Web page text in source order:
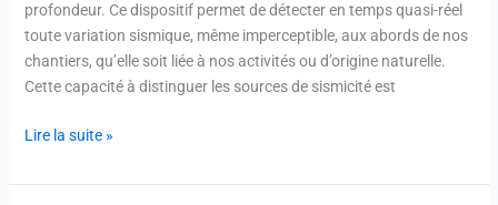
profondeur. Ce dispositif permet de détecter en temps quasi-réel
toute variation sismique, même imperceptible, aux abords de nos
chantiers, qu’elle soit liée à nos activités ou d’origine naturelle.
Cette capacité à distinguer les sources de sismicité est
de
Lire la suite »